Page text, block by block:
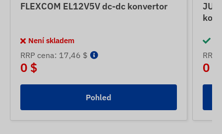
FLEXCOM EL12V5V dc-dc konvertor
Není skladem
RRP cena: 17,46 $
0 $
Pohled
RRP
0 $